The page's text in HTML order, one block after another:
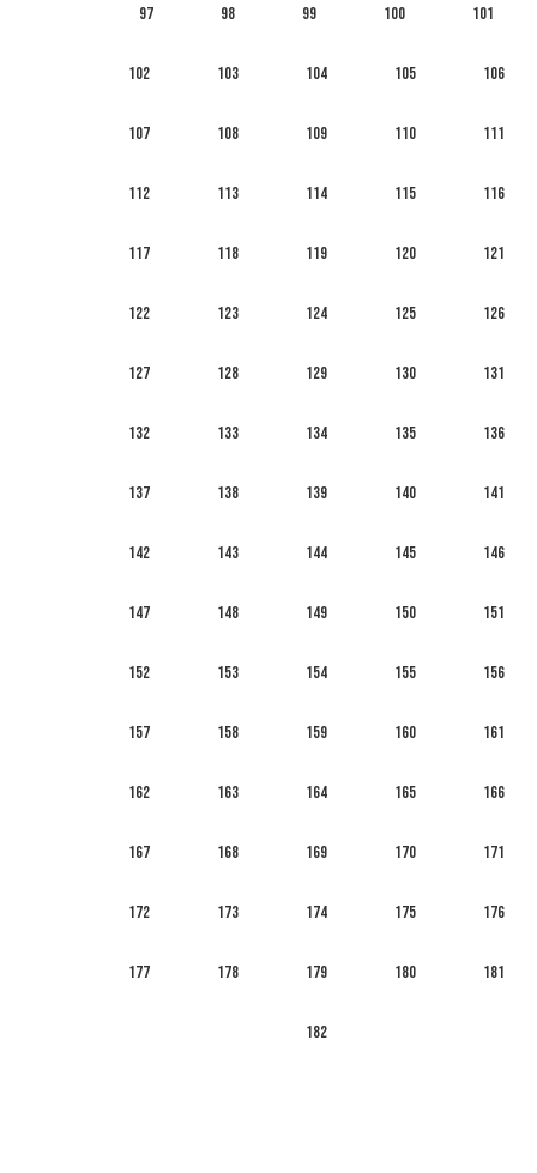
97 98 99 100 101
102 103 104 105 106
107 108 109 110 111
112 113 114 115 116
117 118 119 120 121
122 123 124 125 126
127 128 129 130 131
132 133 134 135 136
137 138 139 140 141
142 143 144 145 146
147 148 149 150 151
152 153 154 155 156
157 158 159 160 161
162 163 164 165 166
167 168 169 170 171
172 173 174 175 176
177 178 179 180 181
182